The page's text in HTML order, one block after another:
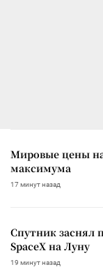
Мировые цены на
максимума
17 минут назад
Спутник заснял
SpaceX на Луну
19 минут назад